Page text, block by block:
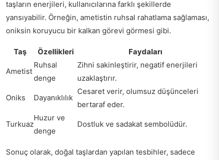
taşların enerjileri, kullanıcılarına farklı şekillerde
yansıyabilir. Örneğin, ametistin ruhsal rahatlama sağlaması,
oniksin koruyucu bir kalkan görevi görmesi gibi.
Taş Özellikleri Faydaları
Ametist
Ruhsal
denge
Zihni sakinleştirir, negatif enerjileri
uzaklaştırır.
Oniks Dayanıklılık
Cesaret verir, olumsuz düşünceleri
bertaraf eder.
Turkuaz
Huzur ve
denge
Dostluk ve sadakat sembolüdür.
Sonuç olarak, doğal taşlardan yapılan tesbihler, sadece